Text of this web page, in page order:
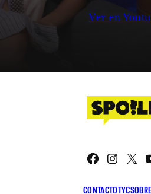
Ver en
CONTACTOTYC
X